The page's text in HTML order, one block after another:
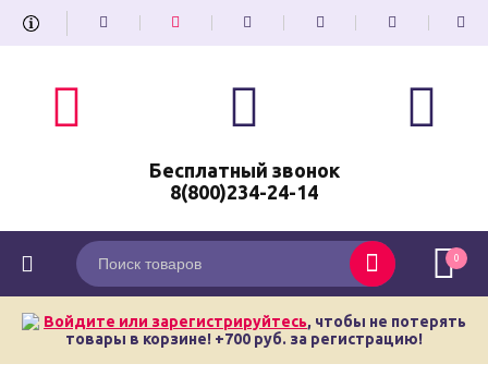
Бесплатный звонок
8(800)234-24-14
0
Войдите или зарегистрируйтесь, чтобы не потерять
товары в корзине! +700 руб. за регистрацию!